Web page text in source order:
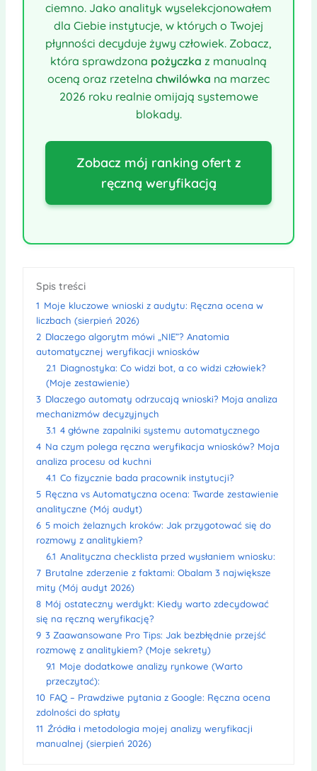
ciemno. Jako analityk wyselekcjonowałem
dla Ciebie instytucje, w których o Twojej
płynności decyduje żywy człowiek. Zobacz,
która sprawdzona pożyczka z manualną
oceną oraz rzetelna chwilówka na marzec
2026 roku realnie omijają systemowe
blokady.
Zobacz mój ranking ofert z
ręczną weryfikacją
Spis treści
1 Moje kluczowe wnioski z audytu: Ręczna ocena w
liczbach (sierpień 2026)
2 Dlaczego algorytm mówi „NIE”? Anatomia
automatycznej weryfikacji wniosków
2.1 Diagnostyka: Co widzi bot, a co widzi człowiek?
(Moje zestawienie)
3 Dlaczego automaty odrzucają wnioski? Moja analiza
mechanizmów decyzyjnych
3.1 4 główne zapalniki systemu automatycznego
4 Na czym polega ręczna weryfikacja wniosków? Moja
analiza procesu od kuchni
4.1 Co fizycznie bada pracownik instytucji?
5 Ręczna vs Automatyczna ocena: Twarde zestawienie
analityczne (Mój audyt)
6 5 moich żelaznych kroków: Jak przygotować się do
rozmowy z analitykiem?
6.1 Analityczna checklista przed wysłaniem wniosku:
7 Brutalne zderzenie z faktami: Obalam 3 największe
mity (Mój audyt 2026)
8 Mój ostateczny werdykt: Kiedy warto zdecydować
się na ręczną weryfikację?
9 3 Zaawansowane Pro Tips: Jak bezbłędnie przejść
rozmowę z analitykiem? (Moje sekrety)
9.1 Moje dodatkowe analizy rynkowe (Warto
przeczytać):
10 FAQ – Prawdziwe pytania z Google: Ręczna ocena
zdolności do spłaty
11 Źródła i metodologia mojej analizy weryfikacji
manualnej (sierpień 2026)